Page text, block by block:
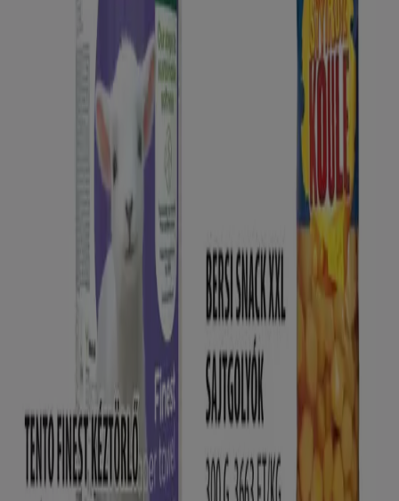
A Tiendeo a Shopfully része - ez a technológiai vállalat
világszerte újragondolja a helyi vásárlást.
Tevékenységeink
Üzleti megoldások
Hírek és média
Dolgozz velünk